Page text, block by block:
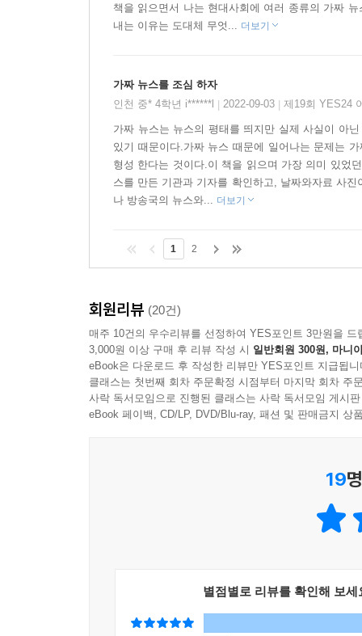
책을 읽으면서 나는 현대사회에 여러 종류의 가짜
내는 이유는 도대체 무엇... 더보기
가짜 뉴스를 조심 하자
인천 중* 4학년 i******l
2022-09-03 제19회 YES24
가짜 뉴스는 뉴스의 평태를 띄지만 실제 사실이 아
있기 때문이다.가짜 뉴스 때문에 일어나는 문제는
형성 한다는 것이다.이 책을 읽으며 가장 의미 있었
스를 만든 기관과 기자를 확인하고, 날짜와자료 사
나 방송국의 뉴스와... 더보기
1 2
회원리뷰 (20건)
매주 10건의 우수리뷰를 선정하여 YES포인트 3만원을 드
3,000원 이상 구매 후 리뷰 작성 시 일반회원 300원, 마니
eBook은 다운로드 후 작성한 리뷰만 YES포인트 지급됩니
클래스는 첫번째 회차 주문확정 시점부터 마지막 회차 주
사락 독서모임으로 진행된 클래스는 사락 독서모임 게시
eBook 페이백, CD/LP, DVD/Blu-ray, 패션 및 판매금지 상
19
별점별로 리뷰를 확인해 보세